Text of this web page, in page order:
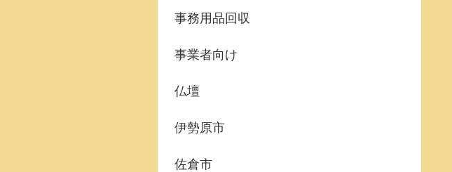
事務用品回収
事業者向け
仏壇
伊勢原市
佐倉市